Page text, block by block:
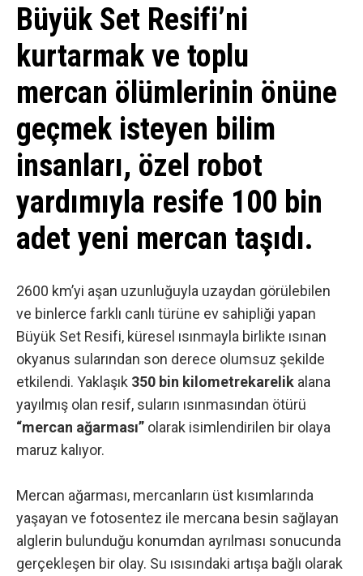
Büyük Set Resifi’ni
kurtarmak ve toplu
mercan ölümlerinin önüne
geçmek isteyen bilim
insanları, özel robot
yardımıyla resife 100 bin
adet yeni mercan taşıdı.
2600 km’yi aşan uzunluğuyla uzaydan görülebilen
ve binlerce farklı canlı türüne ev sahipliği yapan
Büyük Set Resifi, küresel ısınmayla birlikte ısınan
okyanus sularından son derece olumsuz şekilde
etkilendi. Yaklaşık 350 bin kilometrekarelik alana
yayılmış olan resif, suların ısınmasından ötürü
“mercan ağarması” olarak isimlendirilen bir olaya
maruz kalıyor.
Mercan ağarması, mercanların üst kısımlarında
yaşayan ve fotosentez ile mercana besin sağlayan
alglerin bulunduğu konumdan ayrılması sonucunda
gerçekleşen bir olay. Su ısısındaki artışa bağlı olarak